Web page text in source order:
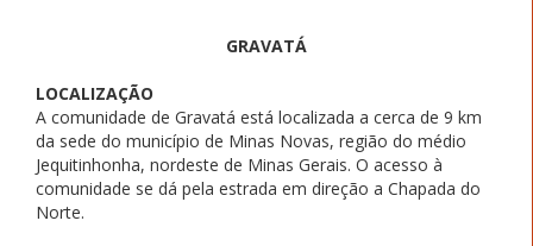
GRAVATÁ
LOCALIZAÇÃO
A comunidade de Gravatá está localizada a cerca de 9 km
da sede do município de Minas Novas, região do médio
Jequitinhonha, nordeste de Minas Gerais. O acesso à
comunidade se dá pela estrada em direção a Chapada do
Norte.